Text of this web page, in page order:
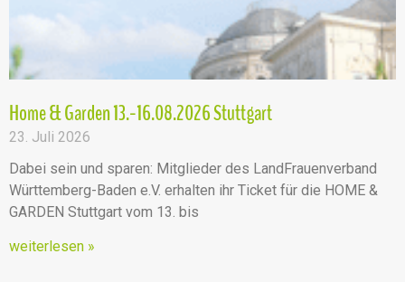
Home & Garden 13.-16.08.2026 Stuttgart
23. Juli 2026
Dabei sein und sparen: Mitglieder des LandFrauenverband
Württemberg-Baden e.V. erhalten ihr Ticket für die HOME &
GARDEN Stuttgart vom 13. bis
weiterlesen »